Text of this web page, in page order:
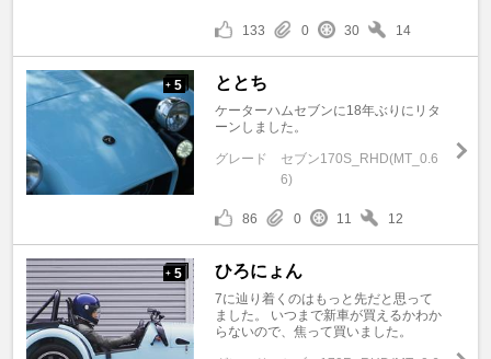
133 0 30 14
+ 5 ととち
ケーターハムセブンに18年ぶりにリタ
ーンしました。
グレード
セブン170S_RHD(MT_0.6
6)
86 0 11 12
+ 5 ひろにょん
7に辿り着くのはもっと先だと思って
ました。 いつまで新車が買えるかわか
らないので、焦って買いました。